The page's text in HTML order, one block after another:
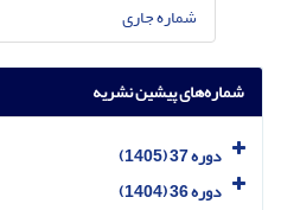
شماره جاری
شماره‌های پیشین نشریه
دوره 37 (1405)
دوره 36 (1404)